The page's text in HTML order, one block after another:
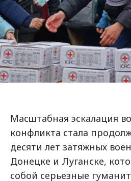
Масштабная эскалация
конфликта стала
десяти лет затяжных
Донецке и Луганске,
собой серьезные